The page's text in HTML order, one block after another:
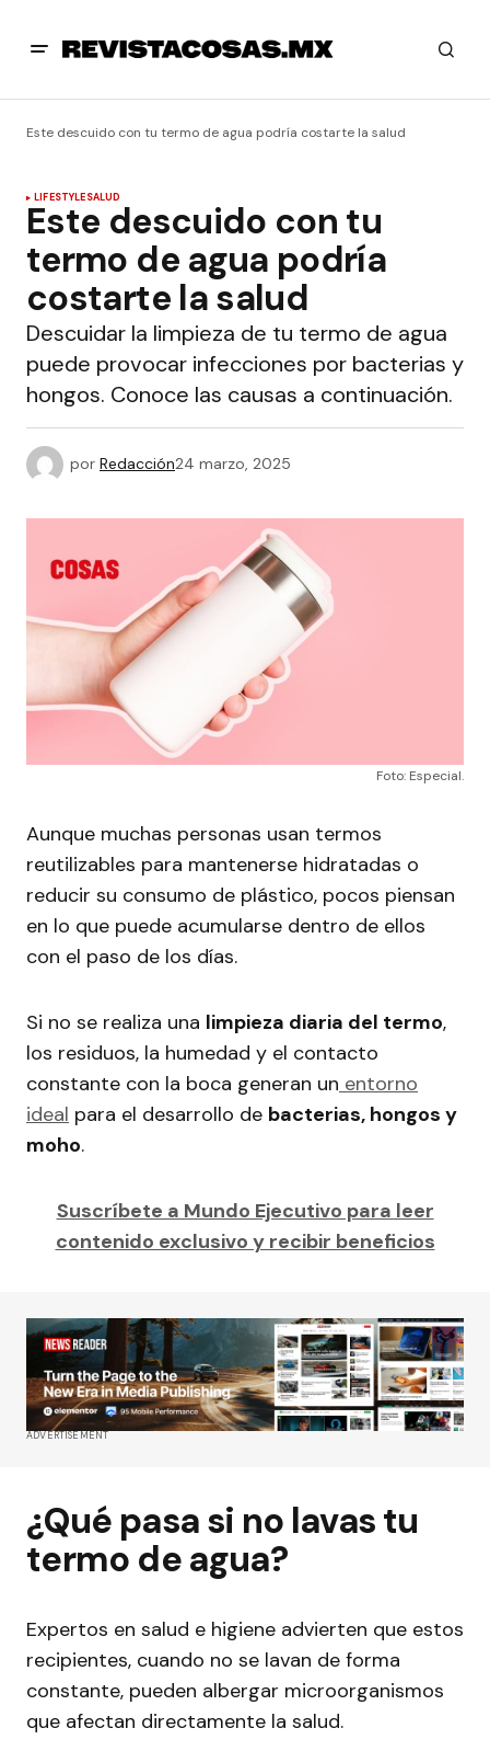
Este descuido con tu termo de agua podría costarte la salud
LIFESTYLESALUD
Este descuido con tu
termo de agua podría
costarte la salud
Descuidar la limpieza de tu termo de agua
puede provocar infecciones por bacterias y
hongos. Conoce las causas a continuación.
por Redacción24 marzo, 2025
Foto: Especial.
Aunque muchas personas usan termos
reutilizables para mantenerse hidratadas o
reducir su consumo de plástico, pocos piensan
en lo que puede acumularse dentro de ellos
con el paso de los días.
Si no se realiza una limpieza diaria del termo,
los residuos, la humedad y el contacto
constante con la boca generan un entorno
ideal para el desarrollo de bacterias, hongos y
moho.
Suscríbete a Mundo Ejecutivo para leer
contenido exclusivo y recibir beneficios
ADVERTISEMENT
¿Qué pasa si no lavas tu
termo de agua?
Expertos en salud e higiene advierten que estos
recipientes, cuando no se lavan de forma
constante, pueden albergar microorganismos
que afectan directamente la salud.